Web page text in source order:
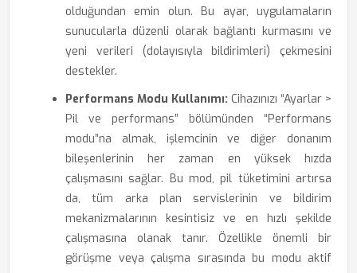
olduğundan emin olun. Bu ayar, uygulamaların
sunucularla düzenli olarak bağlantı kurmasını ve
yeni verileri (dolayısıyla bildirimleri) çekmesini
destekler.
Performans Modu Kullanımı: Cihazınızı “Ayarlar >
Pil ve performans” bölümünden “Performans
modu”na almak, işlemcinin ve diğer donanım
bileşenlerinin her zaman en yüksek hızda
çalışmasını sağlar. Bu mod, pil tüketimini artırsa
da, tüm arka plan servislerinin ve bildirim
mekanizmalarının kesintisiz ve en hızlı şekilde
çalışmasına olanak tanır. Özellikle önemli bir
görüşme veya çalışma sırasında bu modu aktif